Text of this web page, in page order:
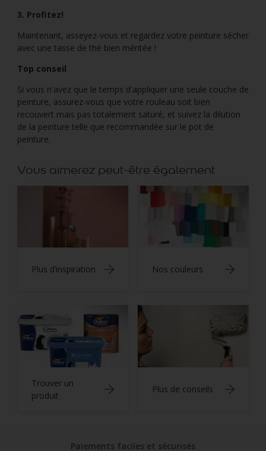
3. Profitez!
Maintenant, asseyez-vous et regardez votre peinture sécher
avec une tasse de thé bien méritée !
Top conseil
Si vous n'avez que le temps d'appliquer une seule couche de
peinture, assurez-vous que votre rouleau soit bien
recouvert mais pas totalement saturé, et suivez la dilution
de la peinture telle que recommandée sur le pot de
peinture.
Vous aimerez peut-être également
Plus d’inspiration Nos couleurs
Trouver un
produit
Plus de conseils
Paiements faciles et sécurisés